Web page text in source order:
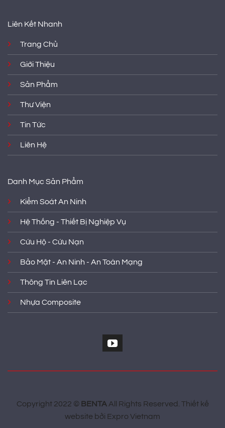
Liên Kết Nhanh
Trang Chủ
Giới Thiệu
Sản Phẩm
Thư Viện
Tin Tức
Liên Hệ
Danh Mục Sản Phẩm
Kiểm Soát An Ninh
Hệ Thống - Thiết Bị Nghiệp Vụ
Cứu Hộ - Cứu Nạn
Bảo Mật - An Ninh - An Toàn Mạng
Thông Tin Liên Lạc
Nhựa Composite
Copyright 2022 © BENTAAll Rights Reserved. Thiết kế
website bởi Expro Vietnam